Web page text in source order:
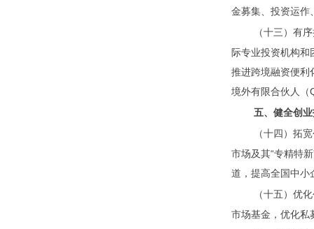
金募集、投资运作
（十三）有
际专业投资机构
推进跨境融资便利
境外有限合伙人（
五、健全创
（十四）拓
市场及其“专精特
道，提高全国中小
（十五）优
市场基金，优化私